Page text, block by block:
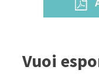
Vuoi